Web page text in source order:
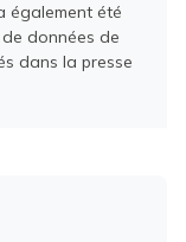
également été
données de
dans la presse